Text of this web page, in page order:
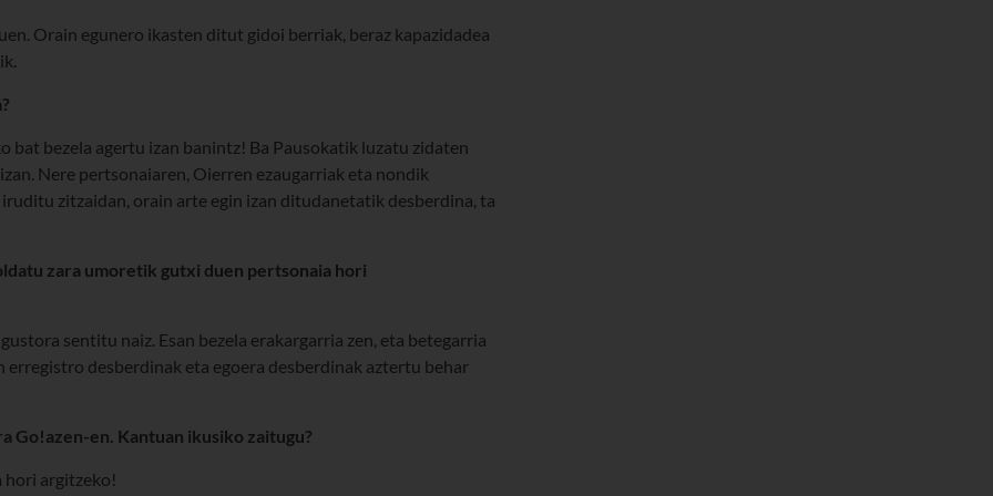
Orain egunero ikasten ditut gidoi berriak, beraz kapazidadea
bat bezela agertu izan banintz! Ba Pausokatik luzatu zidaten
Nere pertsonaiaren, Oierren ezaugarriak eta nondik
zitzaidan, orain arte egin izan ditudanetatik desberdina, ta
zara umoretik gutxi duen pertsonaia hori
sentitu naiz. Esan bezela erakargarria zen, eta betegarria
desberdinak eta egoera desberdinak aztertu behar
Go!azen-en. Kantuan ikusiko zaitugu?
hori argitzeko!